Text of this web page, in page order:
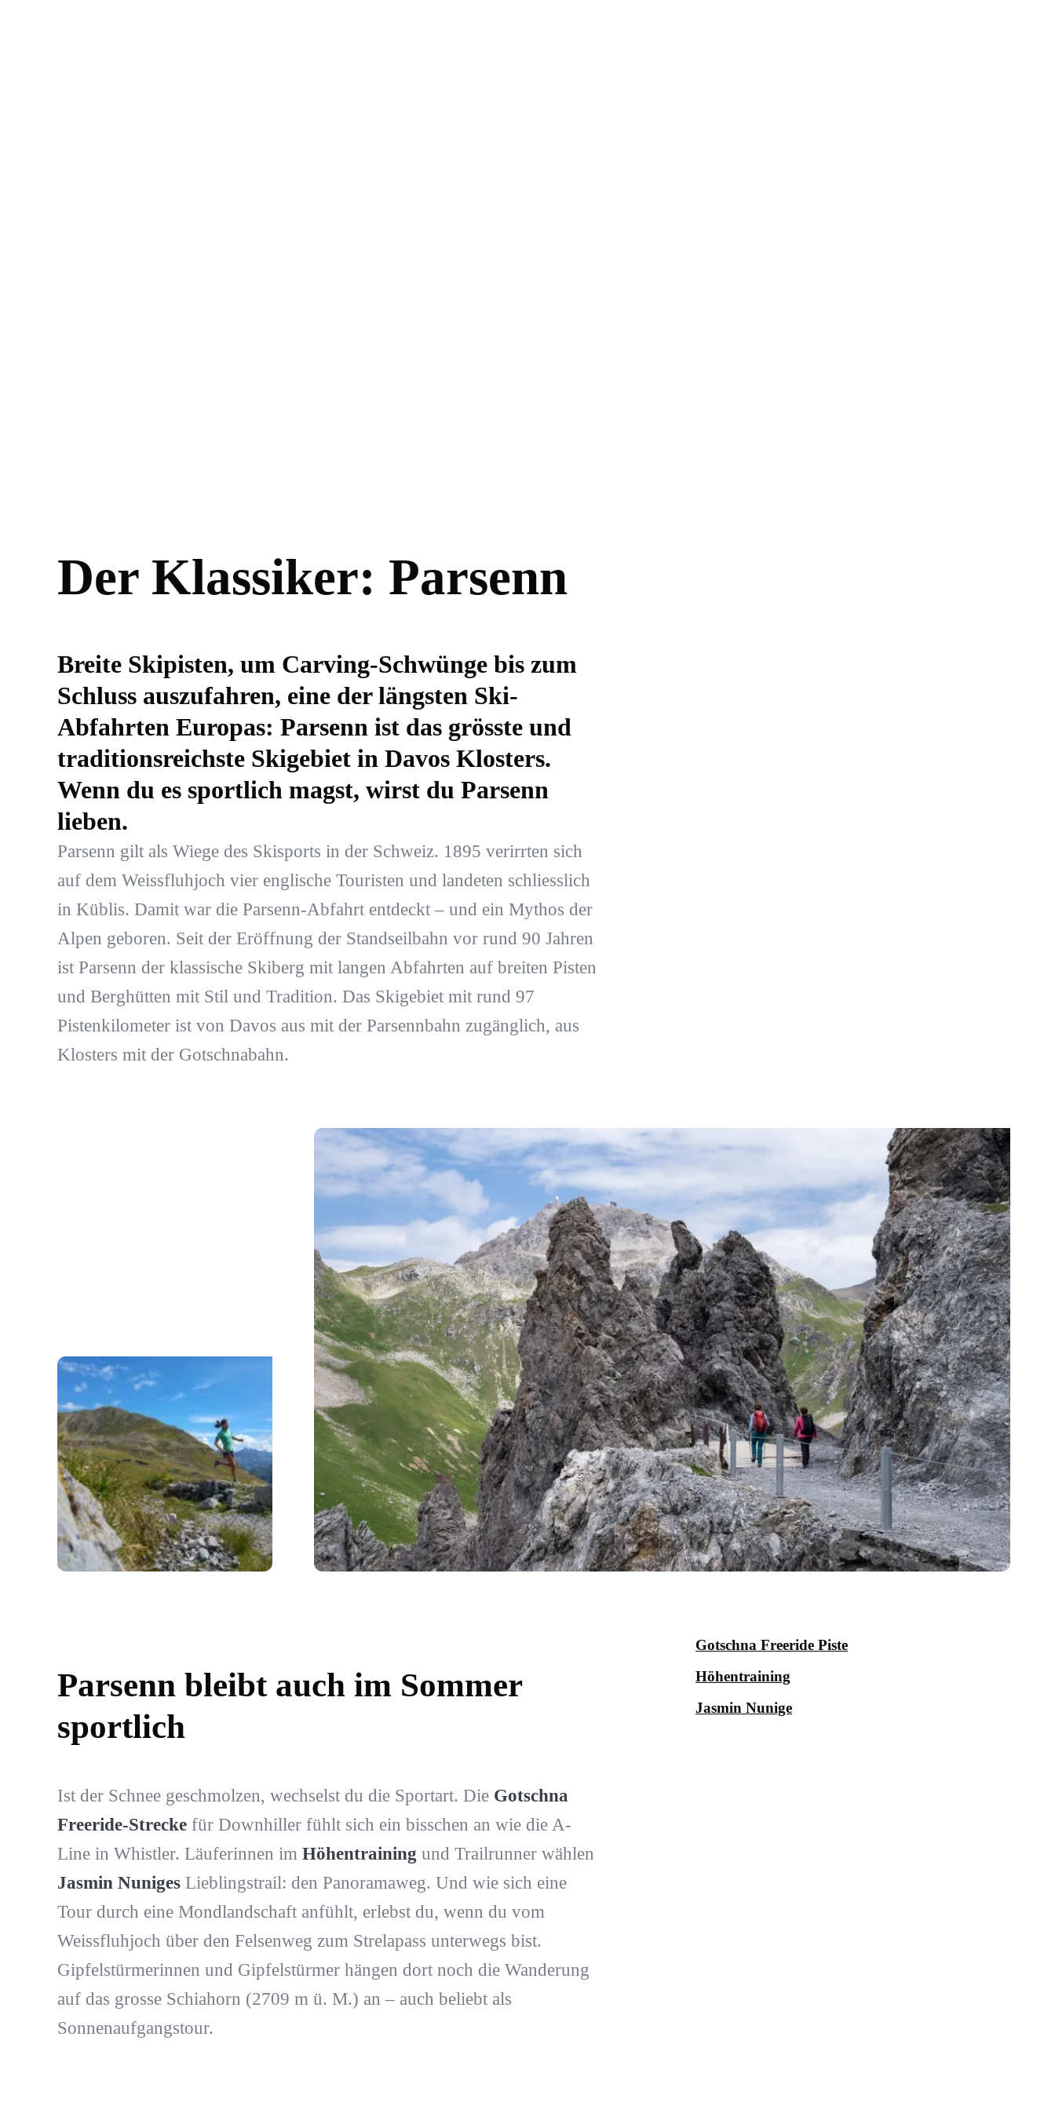
Der Klassiker: Parsenn
Breite Skipisten, um Carving-Schwünge bis zum
Schluss auszufahren, eine der längsten Ski-
Abfahrten Europas: Parsenn ist das grösste und
traditionsreichste Skigebiet in Davos Klosters.
Wenn du es sportlich magst, wirst du Parsenn
lieben.
Parsenn gilt als Wiege des Skisports in der Schweiz. 1895 verirrten sich
auf dem Weissfluhjoch vier englische Touristen und landeten schliesslich
in Küblis. Damit war die Parsenn-Abfahrt entdeckt – und ein Mythos der
Alpen geboren. Seit der Eröffnung der Standseilbahn vor rund 90 Jahren
ist Parsenn der klassische Skiberg mit langen Abfahrten auf breiten Pisten
und Berghütten mit Stil und Tradition. Das Skigebiet mit rund 97
Pistenkilometer ist von Davos aus mit der Parsennbahn zugänglich, aus
Klosters mit der Gotschnabahn.
Parsenn bleibt auch im Sommer
sportlich
Ist der Schnee geschmolzen, wechselst du die Sportart. Die Gotschna
Freeride-Streckefür Downhiller fühlt sich ein bisschen an wie die A-
Line in Whistler. Läuferinnen im Höhentraining und Trailrunner wählen
Jasmin NunigesLieblingstrail: den Panoramaweg. Und wie sich eine
Tour durch eine Mondlandschaft anfühlt, erlebst du, wenn du vom
Weissfluhjoch über den Felsenweg zum Strelapass unterwegs bist.
Gipfelstürmerinnen und Gipfelstürmer hängen dort noch die Wanderung
auf das grosse Schiahorn (2709 m ü. M.) an – auch beliebt als
Sonnenaufgangstour.
Gotschna Freeride Piste
Höhentraining
Jasmin Nunige